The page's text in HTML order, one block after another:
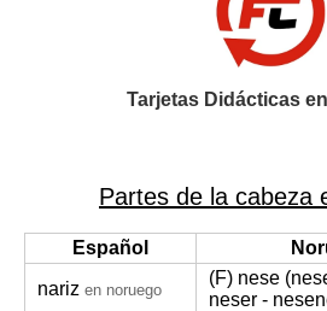
Tarjetas Didácticas
Partes de la cabeza
Español
nariz en noruego
(F) nese
neser -